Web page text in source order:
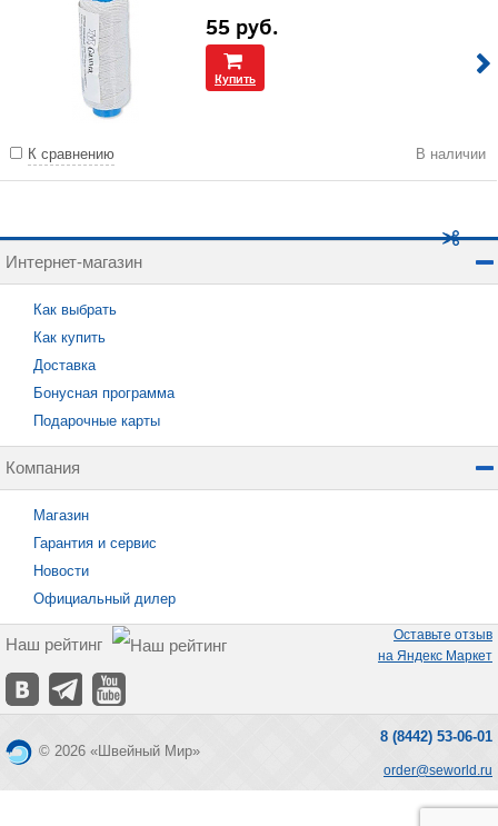
55 руб.
Купить
К сравнению В наличии
Интернет-магазин
Как выбрать
Как купить
Доставка
Бонусная программа
Подарочные карты
Компания
Магазин
Гарантия и сервис
Новости
Официальный дилер
Наш рейтинг
Оставьте отзыв
на Яндекс Маркет
© 2026 «Швейный Мир»
8 (8442) 53-06-01
order@seworld.ru